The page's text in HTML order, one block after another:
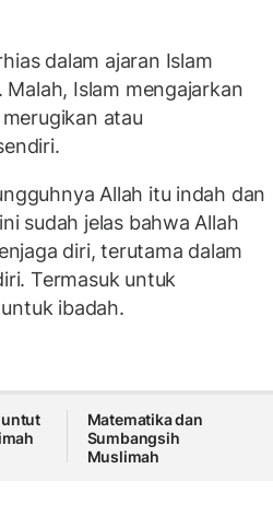
dalam ajaran Islam
Islam mengajarkan
atau
Allah itu indah dan
sudah jelas bahwa Allah
diri, terutama dalam
Termasuk untuk
ibadah.
Matematika dan
Sumbangsih
Muslimah